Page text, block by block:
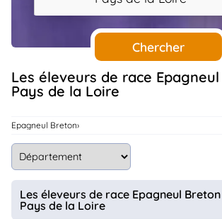
Étalons
Chiens
Services
..
Assurances
Connexion
Chercher
Les éleveurs de race Epagneul Breton en
Pays de la Loire
Epagneul Breton
Les éleveurs de race Epagneul
Pays de la Loire